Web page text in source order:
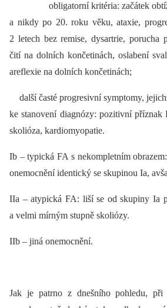
obligatorní kritéria: začátek obtíží
a nikdy po 20. roku věku, ataxie,
2 letech bez remise, dysartrie, porucha
čití na dolních končetinách, oslabení
areflexie na dolních končetinách;
další časté progresivní symptomy,
ke stanovení diagnózy: pozitivní příznak
skolióza, kardiomyopatie.
Ib –⁠ typická FA s nekompletním
onemocnění identický se skupinou Ia,
IIa –⁠ atypická FA: liší se od skupiny Ia
a velmi mírným stupně skoliózy.
IIb –⁠ jiná onemocnění.
Jak je patrno z dnešního pohledu,